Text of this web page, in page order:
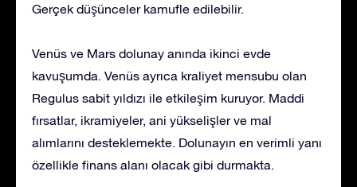
Gerçek düşünceler kamufle edilebilir.
Venüs ve Mars dolunay anında ikinci evde
kavuşumda. Venüs ayrıca kraliyet mensubu olan
Regulus sabit yıldızı ile etkileşim kuruyor. Maddi
fırsatlar, ikramiyeler, ani yükselişler ve mal
alımlarını desteklemekte. Dolunayın en verimli yanı
özellikle finans alanı olacak gibi durmakta.